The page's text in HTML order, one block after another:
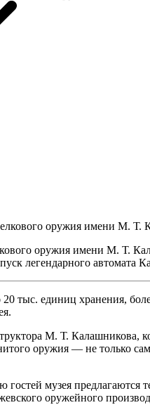
оружия имени М. Т.
оружия имени М. Т.
легендарного автомата
20 тыс. единиц хранения,
М. Т. Калашникова,
оружия — не только
музея предлагаются
оружейного